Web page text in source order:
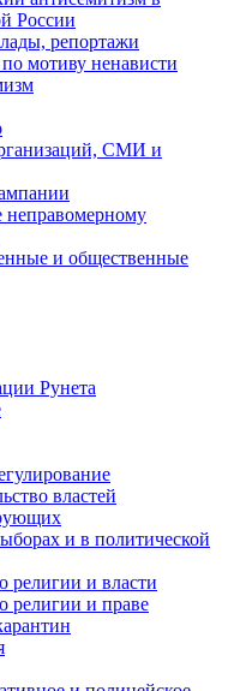
России
репортажи
мотиву ненависти
СМИ и
неправомерному
и общественные
Рунета
властей
и в политической
религии и власти
религии и праве